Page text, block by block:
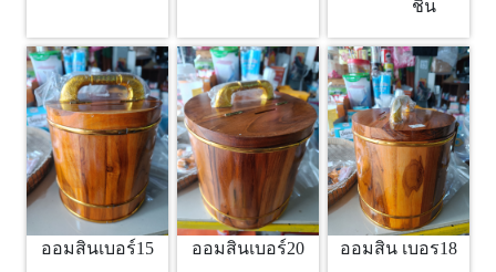
ชิ้น
ออมสินเบอร์15 ออมสินเบอร์20 ออมสิน เบอร18